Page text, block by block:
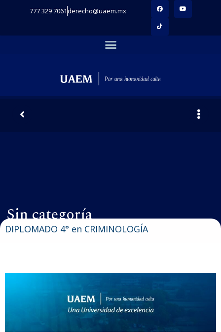
777 329 7061derecho@uaem.mx
Sin categoría
DIPLOMADO 4° en CRIMINOLOGÍA